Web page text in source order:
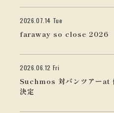
2026.07.14 Tue
faraway so close 2026
2026.06.12 Fri
Suchmos 対バンツアーat
決定